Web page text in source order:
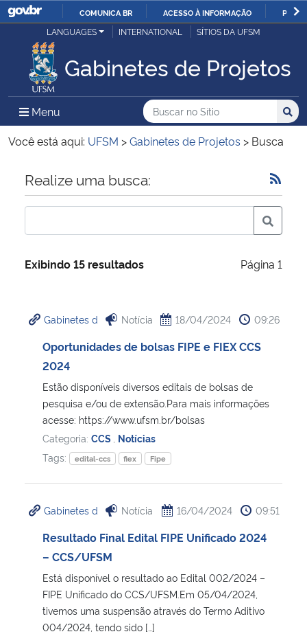
IR
O
COMUNICA BR ACESSO À INFORMAÇÃO
Ministério da Justiça e Segurança Pública
Ministério da Defesa
Ministério das Relações Exteriores
Ministério da Economia
Ministério da Infraestrutura
Ministério da Cidadania
Ministério da Saúde
Ministério de Minas e Energia
Ministério da Ciência, Tecnologia, Inovações e Comunicações
Ministério do Meio Ambiente
Ministério do Desenvolvimento Regional
Controladoria-Geral da União
Ministério da Mulher, da Família e dos Direitos Humanos
LANGUAGES INTERNATIONAL SÍTIOS DA UFSM
Gabinetes de Projetos
Menu Menu Principal do Sítio
Busca
Buscar no no Sítio
Busca:
Você está aqui: UFSM >Gabinetes de Projetos > Busca
Início do conteúdo
Realize uma busca:
Exibindo 15 resultados Página 1
Gabinetes d Notícia 18/04/2024 09:26
Oportunidades de bolsas FIPE e FIEX CCS
2024
Estão disponíveis diversos editais de bolsas de
pesquisa e/ou de extensão.Para mais informações
acesse: https://www.ufsm.br/bolsas
Categoria: CCS Notícias
Tags:
edital-ccs fiex Fipe
Gabinetes d Notícia 16/04/2024 09:51
Resultado Final Edital FIPE Unificado 2024
– CCS/UFSM
Está disponível o resultado ao Edital 002/2024 –
FIPE Unificado do CCS/UFSM.Em 05/04/2024,
tivemos uma suspensão através do Termo Aditivo
004/2024, tendo sido […]